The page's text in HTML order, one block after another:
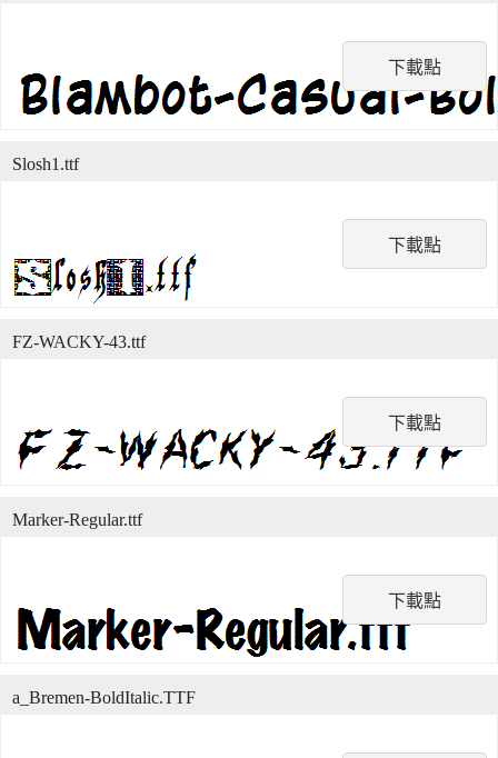
下載點
下載點
Slosh1.ttf
下載點
FZ-WACKY-43.ttf
下載點
Marker-Regular.ttf
a_Bremen-BoldItalic.TTF